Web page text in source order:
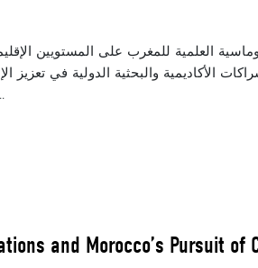
العلمية للمغرب على المستويين
الأكاديمية والبحثية الدولية في تعزيز
ويتطرق
and Morocco’s Pursuit